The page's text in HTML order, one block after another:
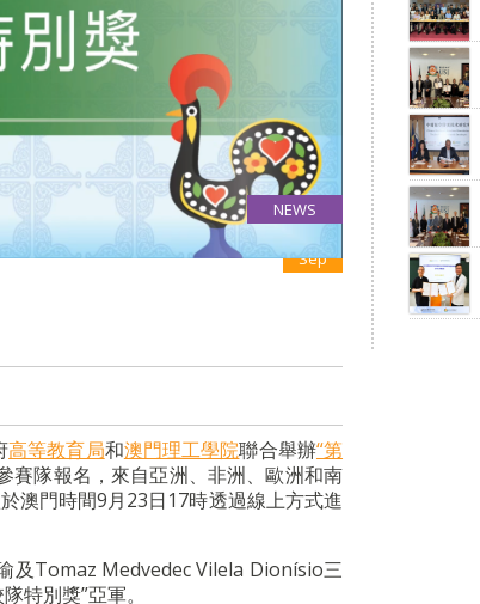
NEWS
24
Sep
高等教育局和澳門理工學院聯合舉辦“第
賽隊報名，來自亞洲、非洲、歐洲和南
澳門時間9月23日17時透過線上方式進
及Tomaz Medvedec Vilela Dionísio三
特別獎”亞軍。